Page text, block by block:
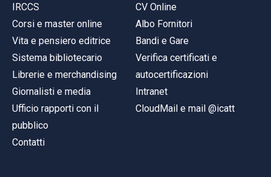
IRCCS
Corsi e master online
Vita e pensiero editrice
Sistema bibliotecario
Librerie e merchandising
Giornalisti e media
Ufficio rapporti con il
pubblico
Contatti
CV Online
Albo Fornitori
Bandi e Gare
Verifica certificati e
autocertificazioni
Intranet
CloudMail e mail @icatt